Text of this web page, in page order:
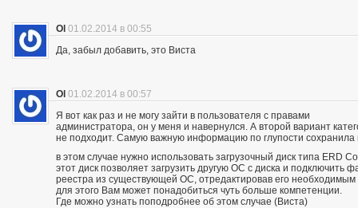
Ol 01.02.2014 в 00:55
Да, забыл добавить, это Виста
Ol 01.02.2014 в 00:57
Я вот как раз и не могу зайти в пользователя с правами
администратора, он у меня и навернулся. А второй вариант
не подходит. Самую важную информацию по глупости сохранила
в этом случае нужно использовать загрузочный диск типа ERD
этот диск позволяет загрузить другую ОС с диска и подключить
реестра из существующей ОС, отредактировав его
для этого Вам может понадобиться чуть больше компетенции.
Где можно узнать поподробнее об этом случае (Виста)